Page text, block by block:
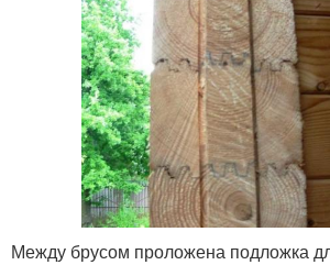
Между брусом проложена подложка